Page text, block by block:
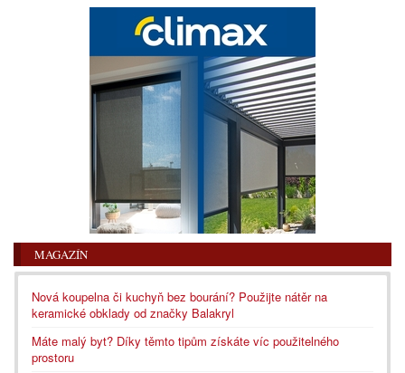
MAGAZÍN
Nová koupelna či kuchyň bez bourání? Použijte nátěr na
keramické obklady od značky Balakryl
Máte malý byt? Díky těmto tipům získáte víc použitelného
prostoru